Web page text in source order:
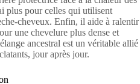
plus pour celles qui utilisent
cheveux. Enfin, il aide à ralentir
une chevelure plus dense et
ancestral est un véritable allié
jour après jour.